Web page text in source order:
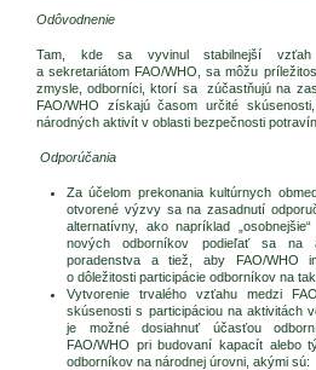
Odôvodnenie
Tam, kde sa vyvinul stabilnejší vzťah
a sekretariátom FAO/WHO, sa môžu
zmysle, odborníci, ktorí sa zúčastňujú na
FAO/WHO získajú časom určité
národných aktivít v oblasti bezpečnosti
Odporúčania
Za účelom prekonania kultúrnych
otvorené výzvy sa na zasadnutí
alternatívny, ako napríklad
nových odborníkov podieľať sa na
poradenstva a tiež, aby FAO/WHO
o dôležitosti participácie odborníkov na
Vytvorenie trvalého vzťahu medzi
skúsenosti s participáciou na aktivitách
je možné dosiahnuť účasťou
FAO/WHO pri budovaní kapacít alebo
odborníkov na národnej úrovni, akými sú: